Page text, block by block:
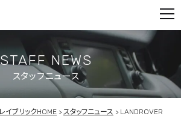
PARTS
CONTACT
PRIVACY POLICY
STAFF NEWS
スタッフニュース
イブリックHOME スタッフニュース
LANDROVER